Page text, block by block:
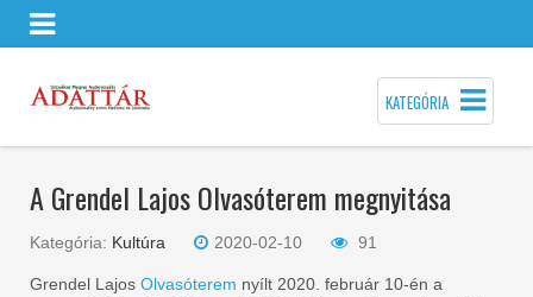
KATEGÓRIA
A Grendel Lajos Olvasóterem megnyitása
Kategória: Kultúra 2020-02-10 91
Grendel Lajos Olvasóterem nyílt 2020. február 10-én a